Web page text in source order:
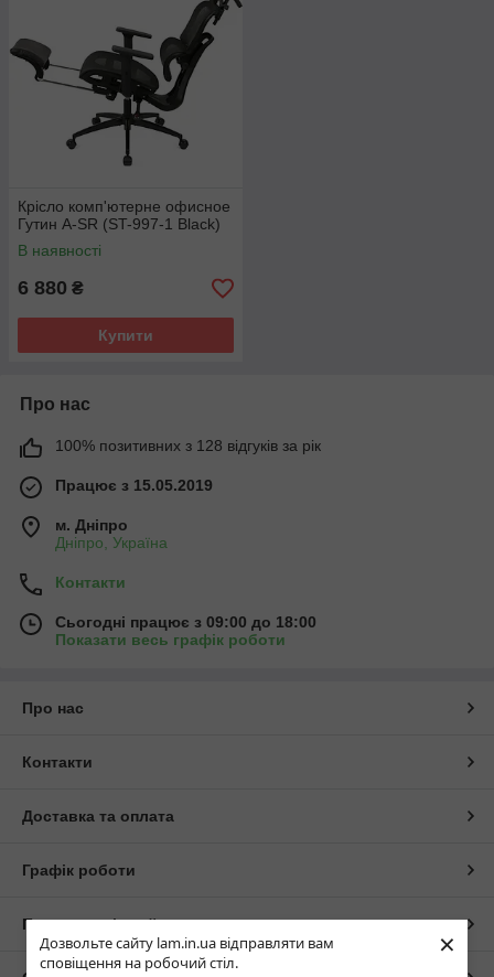
Дозвольте сайту lam.in.ua відправляти вам
сповіщення на робочий стіл.
×
Крісло комп'ютерне офисное
Гутин A-SR (ST-997-1 Black)
В наявності
6 880 ₴
Купити
Про нас
100% позитивних з 128 відгуків за рік
Працює з 15.05.2019
м. Дніпро
Дніпро, Україна
Контакти
Сьогодні працює з 09:00 до 18:00
Показати весь графік роботи
Про нас
Контакти
Доставка та оплата
Графік роботи
Повна версія сайту